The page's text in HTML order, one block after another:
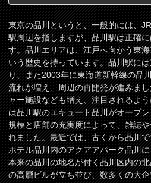
東京の品川というと、一般的には、
駅周辺を指しますが、品川駅は正確
す。品川エリアは、江戸へ向かう東
いう歴史を持っています。品川駅に
り、また2003年に東海道新幹線の品
流れが増え、周辺の再開発が進みま
ャー施設なども増え、注目されるよ
は品川駅のエキュート品川がオープ
規模と店舗の充実度によって、雑誌
れました。最近では、古くから品川
ホテル品川内のアクアアパーク品川
本来の品川の地名が付く品川区内の
の高層ビルが立ち並び、数多くの大